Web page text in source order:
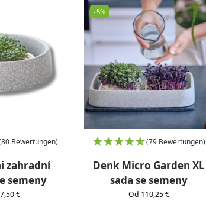
Bewertungen)
zahradní
semeny
€
-5%
(79 Bewertungen)
Denk Micro Garden XL
sada se semeny
Od 110,25 €